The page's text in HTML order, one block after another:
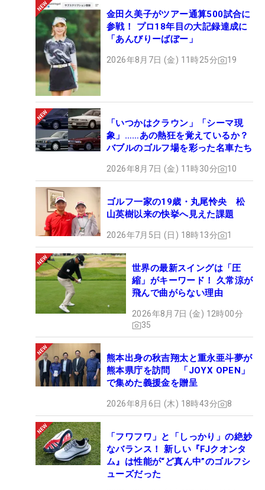
金田久美子がツアー通算500試合に
参戦！ プロ18年目の大記録達成に
「あんびりーばぼー」
2026年8月7日 (金) 11時25分 19
「いつかはクラウン」「シーマ現
象」……あの熱狂を覚えているか？
バブルのゴルフ場を彩った名車たち
2026年8月7日 (金) 11時30分 10
ゴルフ一家の19歳・丸尾怜央 松
山英樹以来の快挙へ見えた課題
2026年7月5日 (日) 18時13分 1
世界の最新スイングは「圧
縮」がキーワード！ 久常涼が
飛んで曲がらない理由
2026年8月7日 (金) 12時00分
35
熊本出身の秋吉翔太と重永亜斗夢が
熊本県庁を訪問 「JOYX OPEN」
で集めた義援金を贈呈
2026年8月6日 (木) 18時43分 8
「フワフワ」と「しっかり」の絶妙
なバランス！ 新しい『FJクオンタ
ム』は性能が“ど真ん中”のゴルフシ
ューズだった